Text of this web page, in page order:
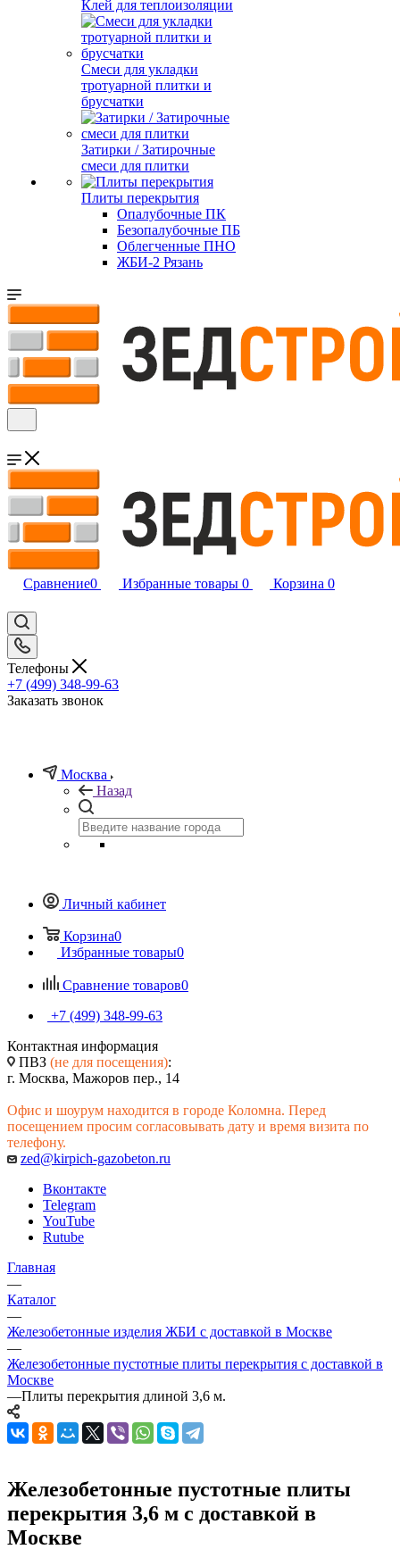
Клей для теплоизоляции
Смеси для укладки
тротуарной плитки и
брусчатки
Затирки / Затирочные
смеси для плитки
Плиты перекрытия
Опалубочные ПК
Безопалубочные ПБ
Облегченные ПНО
ЖБИ-2 Рязань
Сравнение0 Избранные товары 0 Корзина 0
Телефоны
+7 (499) 348-99-63
Заказать звонок
Москва
Назад
Личный кабинет
Корзина0
Избранные товары0
Сравнение товаров0
+7 (499) 348-99-63
Контактная информация
ПВЗ (не для посещения):
г. Москва, Мажоров пер., 14
Офис и шоурум находится в городе Коломна. Перед
посещением просим согласовывать дату и время визита по
телефону.
zed@kirpich-gazobeton.ru
Вконтакте
Telegram
YouTube
Rutube
Главная
—
Каталог
—
Железобетонные изделия ЖБИ с доставкой в Москве
—
Железобетонные пустотные плиты перекрытия с доставкой в
Москве
—Плиты перекрытия длиной 3,6 м.
Железобетонные пустотные плиты
перекрытия 3,6 м с доставкой в
Москве